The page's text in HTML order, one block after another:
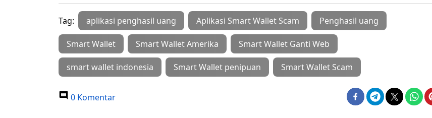
Tag: aplikasi penghasil uang Aplikasi Smart Wallet Scam Penghasil uang
Smart Wallet Smart Wallet Amerika Smart Wallet Ganti Web
smart wallet indonesia Smart Wallet penipuan Smart Wallet Scam
0 Komentar